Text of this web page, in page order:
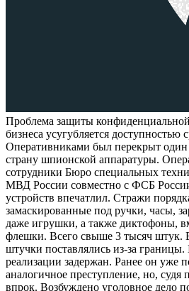
Проблема защиты
бизнеса усугубляется доступностью
Оперативниками был перекрыт один
страну шпионской аппаратуры.
сотрудники Бюро специальных
МВД России совместно с ФСБ
устройств впечатлил. Стражи
замаскированные под ручки, часы,
даже игрушки, а также диктофоны,
флешки. Всего свыше 3 тысяч штук.
штучки поставлялись из-за
реализации задержан. Ранее он уже
аналогичное преступление, но, судя
впрок. Возбуждено уголовное дело